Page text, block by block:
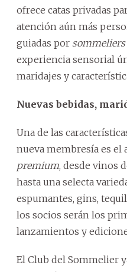
ofrece catas privadas
atención aún más
guiadas por sommeliers
experiencia sensorial
maridajes y
Nuevas bebidas,
Una de las
nueva membresía es el
premium, desde vinos
hasta una selecta
espumantes, gins,
los socios serán los
lanzamientos y
El Club del Sommelier